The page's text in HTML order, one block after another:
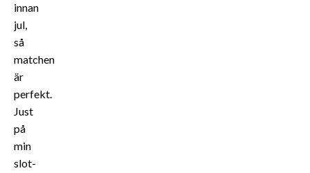
innan
jul,
så
matchen
är
perfekt.
Just
på
min
slot-